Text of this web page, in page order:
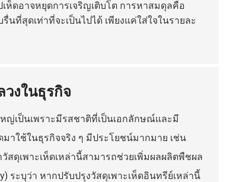
ห็ดอาจหยุดการเจริญเติบโต การหาสมดุลคือ
ที่สุดเท่าที่จะเป็นไปได้ เพียงแค่ใส่ใจในรายละ
วงในธุรกิจ
ญ่เป็นเพราะมีรสชาติที่เป็นเอกลักษณ์และมี
าใช้ในธุรกิจจริง ๆ มีประโยชน์มากมาย เช่น
ดุเพาะเห็ดเหล่านี้สามารถช่วยเพิ่มผลผลิตพืชผล
ระบุว่า หากปรับปรุงวัสดุเพาะเห็ดอินทรีย์เหล่านี้